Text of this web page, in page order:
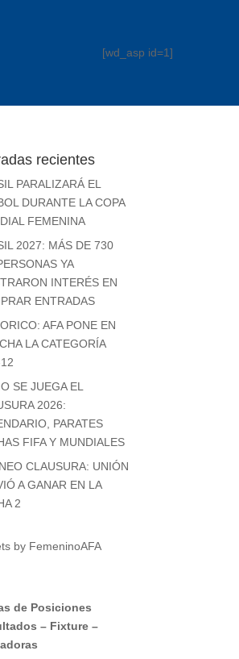
[wd_asp id=1]
recientes
PARALIZARÁ EL
DURANTE LA COPA
FEMENINA
2027: MÁS DE 730
YA
INTERÉS EN
ENTRADAS
AFA PONE EN
LA CATEGORÍA
SE JUEGA EL
2026:
PARATES
FIFA Y MUNDIALES
CLAUSURA: UNIÓN
A GANAR EN LA
2
by FemeninoAFA
de Posiciones
– Fixture –